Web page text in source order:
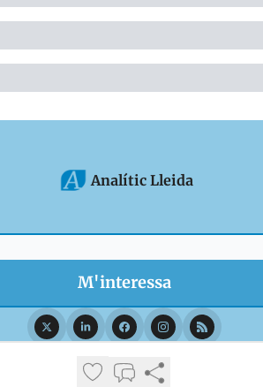
Analític Lleida
Privacy policyTerms of use